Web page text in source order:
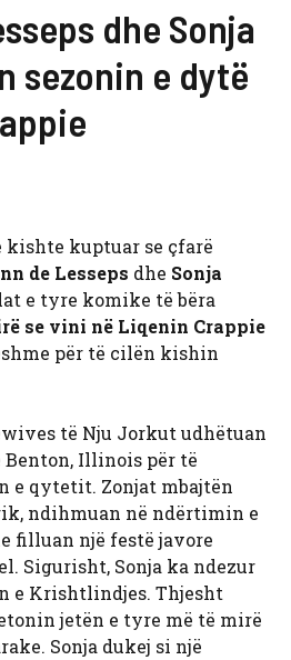
dhe Sonja
sezonin e dytë
kishte kuptuar se çfarë
de Lesseps dhe Sonja
​​e tyre komike të bëra
se vini në Liqenin Crappie
për të cilën kishin
të Nju Jorkut udhëtuan
Illinois për të
e qytetit. Zonjat mbajtën
ndihmuan në ndërtimin e
filluan një festë javore
Sigurisht, Sonja ka ndezur
e Krishtlindjes. Thjesht
jetën e tyre më të mirë
Sonja dukej si një